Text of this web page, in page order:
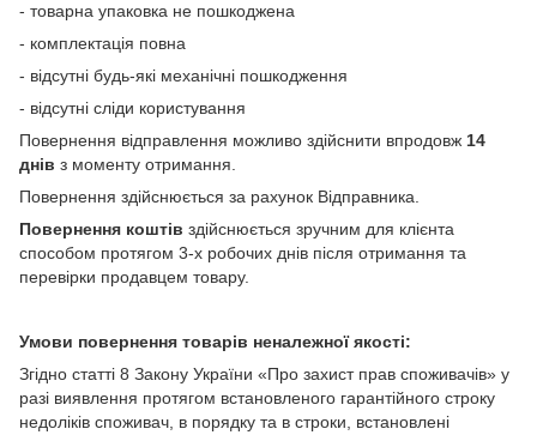
- товарна упаковка не пошкоджена
- комплектація повна
- відсутні будь-які механічні пошкодження
- відсутні сліди користування
Повернення відправлення можливо здійснити впродовж 14
днів з моменту отримання.
Повернення здійснюється за рахунок Відправника.
Повернення коштів здійснюється зручним для клієнта
способом протягом 3-х робочих днів після отримання та
перевірки продавцем товару.
Умови повернення товарів неналежної якості:
Згідно статті 8 Закону України «Про захист прав споживачів» у
разі виявлення протягом встановленого гарантійного строку
недоліків споживач, в порядку та в строки, встановлені